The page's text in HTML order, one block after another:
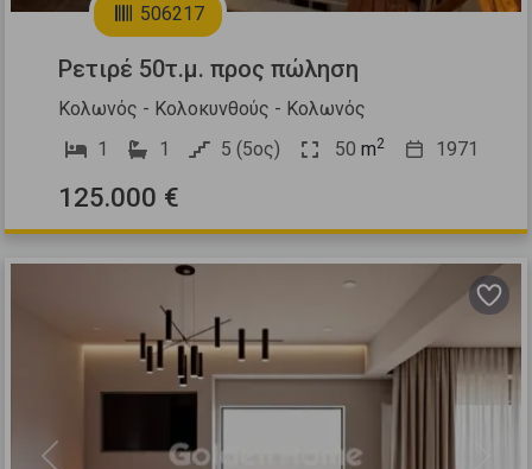
506217
Ρετιρέ 50τ.μ. προς πώληση
Κολωνός - Κολοκυνθούς - Κολωνός
1
1 5 (5ος) 50 m2 1971
125.000 €